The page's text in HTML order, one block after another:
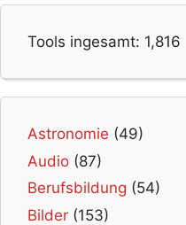
Tools ingesamt: 1,816
Astronomie (49)
Audio (87)
Berufsbildung (54)
Bilder (153)